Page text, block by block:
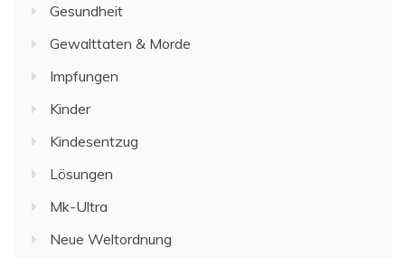
Gesundheit
Gewalttaten & Morde
Impfungen
Kinder
Kindesentzug
Lösungen
Mk-Ultra
Neue Weltordnung